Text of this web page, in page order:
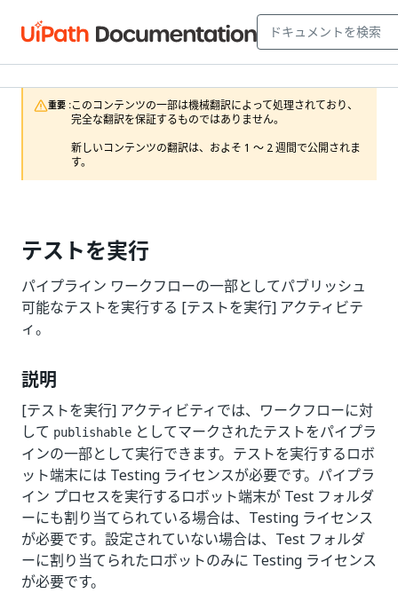
重要 :このコンテンツの一部は機械翻訳によって処理されており、
完全な翻訳を保証するものではありません。
新しいコンテンツの翻訳は、およそ 1 ～ 2 週間で公開されま
す。
テストを実行
パイプライン ワークフローの一部としてパブリッシュ
可能なテストを実行する [テストを実行] アクティビテ
ィ。
説明
[テストを実行] アクティビティでは、ワークフローに対
して publishable としてマークされたテストをパイプラ
インの一部として実行できます。テストを実行するロボ
ット端末には Testing ライセンスが必要です。パイプラ
イン プロセスを実行するロボット端末が Test フォルダ
ーにも割り当てられている場合は、Testing ライセンス
が必要です。設定されていない場合は、Test フォルダ
ーに割り当てられたロボットのみに Testing ライセンス
が必要です。